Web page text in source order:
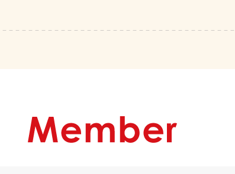
ケットが流通しており、そのようなルートで購入されたチ
為に対しては、引き続きできる限りの対策をしていきたい